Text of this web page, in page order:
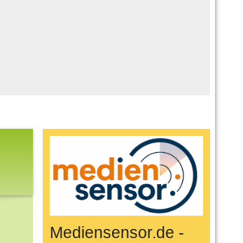
Reisen, Events & Sport
E-Cards
Mediensensor.de -